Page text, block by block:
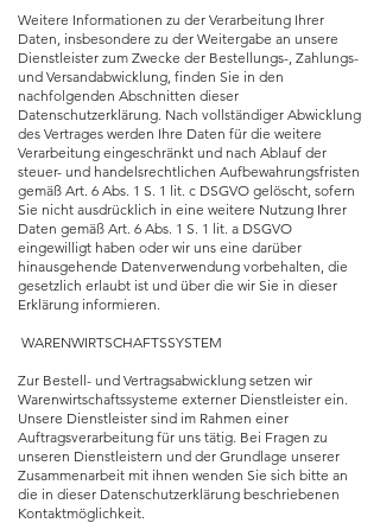
Weitere Informationen zu der Verarbeitung Ihrer
Daten, insbesondere zu der Weitergabe an unsere
Dienstleister zum Zwecke der Bestellungs-, Zahlungs-
und Versandabwicklung, finden Sie in den
nachfolgenden Abschnitten dieser
Datenschutzerklärung. Nach vollständiger Abwicklung
des Vertrages werden Ihre Daten für die weitere
Verarbeitung eingeschränkt und nach Ablauf der
steuer- und handelsrechtlichen Aufbewahrungsfristen
gemäß Art. 6 Abs. 1 S. 1 lit. c DSGVO gelöscht, sofern
Sie nicht ausdrücklich in eine weitere Nutzung Ihrer
Daten gemäß Art. 6 Abs. 1 S. 1 lit. a DSGVO
eingewilligt haben oder wir uns eine darüber
hinausgehende Datenverwendung vorbehalten, die
gesetzlich erlaubt ist und über die wir Sie in dieser
Erklärung informieren.
WARENWIRTSCHAFTSSYSTEM
Zur Bestell- und Vertragsabwicklung setzen wir
Warenwirtschaftssysteme externer Dienstleister ein.
Unsere Dienstleister sind im Rahmen einer
Auftragsverarbeitung für uns tätig. Bei Fragen zu
unseren Dienstleistern und der Grundlage unserer
Zusammenarbeit mit ihnen wenden Sie sich bitte an
die in dieser Datenschutzerklärung beschriebenen
Kontaktmöglichkeit.